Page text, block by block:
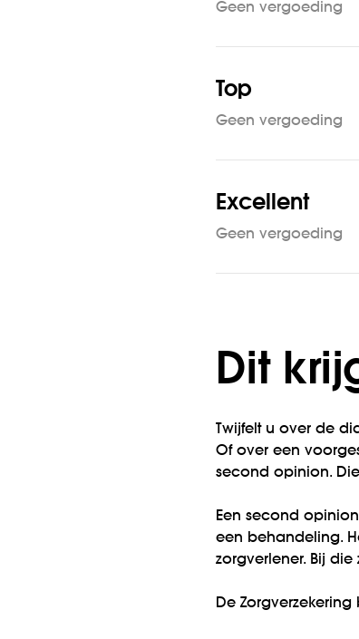
Geen vergoeding
Top
Geen vergoeding
Excellent
Geen vergoeding
Dit
Twijfelt u over de
Of over een
second opinion.
Een second
een behandeling.
zorgverlener. Bij
De